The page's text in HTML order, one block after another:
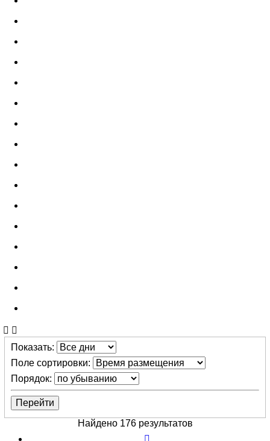
Показать:
Поле сортировки:
Порядок:
Найдено 176 результатов